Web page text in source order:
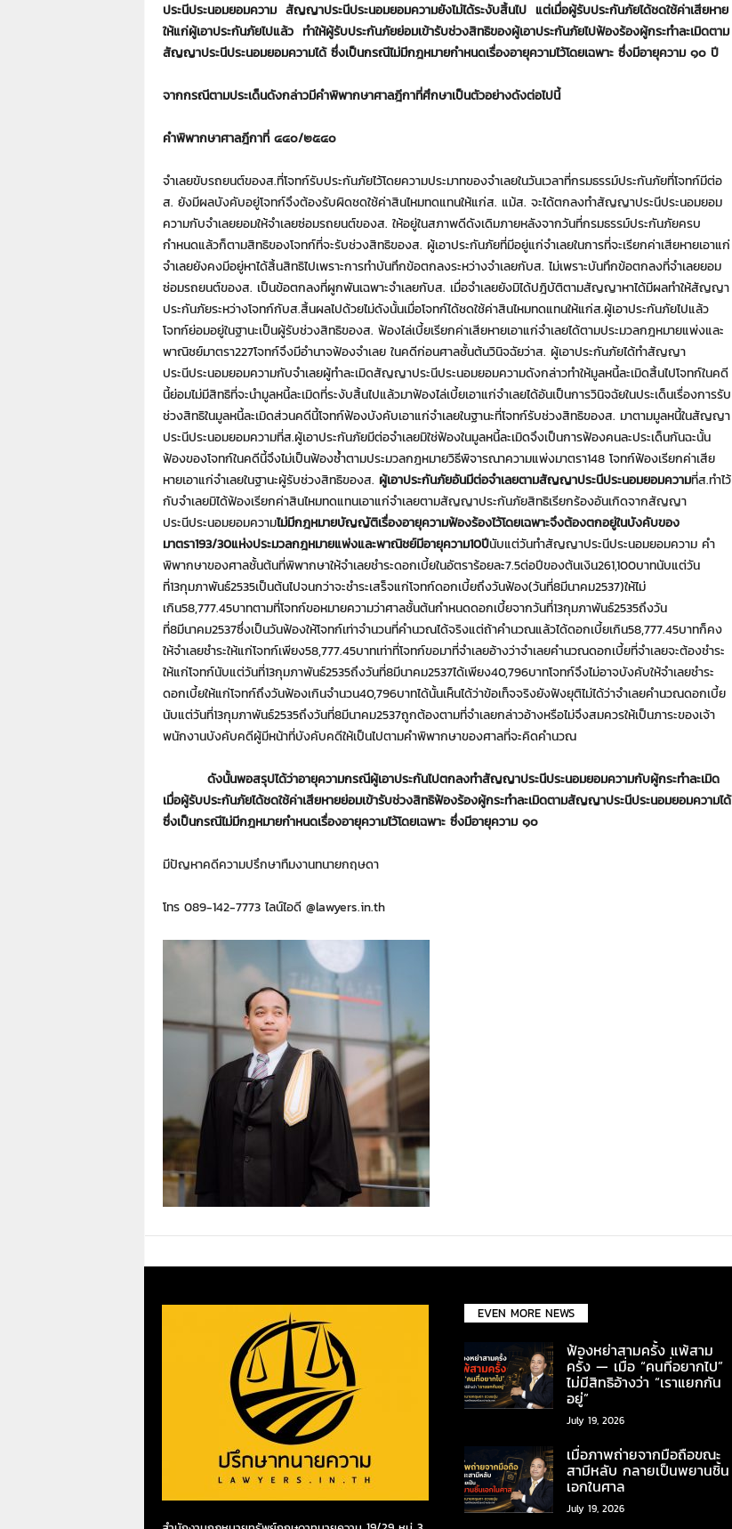
ประนีประนอมยอมความ สัญญาประนีประนอมยอมความยังไม่ได้ระงับสิ้นไป แต่เมื่อผู้รับประกันภัยได้ชดใช้ค่าเสียหาย
ให้แก่ผู้เอาประกันภัยไปแล้ว ทำให้ผู้รับประกันภัยย่อมเข้ารับช่วงสิทธิของผู้เอาประกันภัยไปฟ้องร้องผู้กระทำละเมิดตาม
สัญญาประนีประนอมยอมความได้ ซึ่งเป็นกรณีไม่มีกฎหมายกำหนดเรื่องอายุความไว้โดยเฉพาะ ซึ่งมีอายุความ ๑๐ ปี
จากกรณีตามประเด็นดังกล่าวมีคำพิพากษาศาลฎีกาที่ศึกษาเป็นตัวอย่างดังต่อไปนี้
คำพิพากษาศาลฎีกาที่ ๔๔๐/๒๕๔๐
จำเลยขับรถยนต์ของส.ที่โจทก์รับประกันภัยไว้โดยความประมาทของจำเลยในวันเวลาที่กรมธรรม์ประกันภัยที่โจทก์มีต่อ
ส. ยังมีผลบังคับอยู่โจทก์จึงต้องรับผิดชดใช้ค่าสินไหมทดแทนให้แก่ส. แม้ส. จะได้ตกลงทำสัญญาประนีประนอมยอม
ความกับจำเลยยอมให้จำเลยซ่อมรถยนต์ของส. ให้อยู่ในสภาพดีดังเดิมภายหลังจากวันที่กรมธรรม์ประกันภัยครบ
กำหนดแล้วก็ตามสิทธิของโจทก์ที่จะรับช่วงสิทธิของส. ผู้เอาประกันภัยที่มีอยู่แก่จำเลยในการที่จะเรียกค่าเสียหายเอาแก่
จำเลยยังคงมีอยู่หาได้สิ้นสิทธิไปเพราะการทำบันทึกข้อตกลงระหว่างจำเลยกับส. ไม่เพราะบันทึกข้อตกลงที่จำเลยยอม
ซ่อมรถยนต์ของส. เป็นข้อตกลงที่ผูกพันเฉพาะจำเลยกับส. เมื่อจำเลยยังมิได้ปฎิบัติตามสัญญาหาได้มีผลทำให้สัญญา
ประกันภัยระหว่างโจทก์กับส.สิ้นผลไปด้วยไม่ดังนั้นเมื่อโจทก์ได้ชดใช้ค่าสินไหมทดแทนให้แก่ส.ผู้เอาประกันภัยไปแล้ว
โจทก์ย่อมอยู่ในฐานะเป็นผู้รับช่วงสิทธิของส. ฟ้องไล่เบี้ยเรียกค่าเสียหายเอาแก่จำเลยได้ตามประมวลกฎหมายแพ่งและ
พาณิชย์มาตรา227โจทก์จึงมีอำนาจฟ้องจำเลย ในคดีก่อนศาลชั้นต้นวินิจฉัยว่าส. ผู้เอาประกันภัยได้ทำสัญญา
ประนีประนอมยอมความกับจำเลยผู้ทำละเมิดสัญญาประนีประนอมยอมความดังกล่าวทำให้มูลหนี้ละเมิดสิ้นไปโจทก์ในคดี
นี้ย่อมไม่มีสิทธิที่จะนำมูลหนี้ละเมิดที่ระงับสิ้นไปแล้วมาฟ้องไล่เบี้ยเอาแก่จำเลยได้อันเป็นการวินิจฉัยในประเด็นเรื่องการรับ
ช่วงสิทธิในมูลหนี้ละเมิดส่วนคดีนี้โจทก์ฟ้องบังคับเอาแก่จำเลยในฐานะที่โจทก์รับช่วงสิทธิของส. มาตามมูลหนี้ในสัญญา
ประนีประนอมยอมความที่ส.ผู้เอาประกันภัยมีต่อจำเลยมิใช่ฟ้องในมูลหนี้ละเมิดจึงเป็นการฟ้องคนละประเด็นกันฉะนั้น
ฟ้องของโจทก์ในคดีนี้จึงไม่เป็นฟ้องซ้ำตามประมวลกฎหมายวิธีพิจารณาความแพ่งมาตรา148 โจทก์ฟ้องเรียกค่าเสีย
หายเอาแก่จำเลยในฐานะผู้รับช่วงสิทธิของส. ผู้เอาประกันภัยอันมีต่อจำเลยตามสัญญาประนีประนอมยอมความที่ส.ทำไว้
กับจำเลยมิได้ฟ้องเรียกค่าสินไหมทดแทนเอาแก่จำเลยตามสัญญาประกันภัยสิทธิเรียกร้องอันเกิดจากสัญญา
ประนีประนอมยอมความไม่มีกฎหมายบัญญัติเรื่องอายุความฟ้องร้องไว้โดยเฉพาะจึงต้องตกอยู่ในบังคับของ
มาตรา193/30แห่งประมวลกฎหมายแพ่งและพาณิชย์มีอายุความ10ปีนับแต่วันทำสัญญาประนีประนอมยอมความ คำ
พิพากษาของศาลชั้นต้นที่พิพากษาให้จำเลยชำระดอกเบี้ยในอัตราร้อยละ7.5ต่อปีของต้นเงิน261,100บาทนับแต่วัน
ที่13กุมภาพันธ์2535เป็นต้นไปจนกว่าจะชำระเสร็จแก่โจทก์ดอกเบี้ยถึงวันฟ้อง(วันที่8มีนาคม2537)ให้ไม่
เกิน58,777.45บาทตามที่โจทก์ขอหมายความว่าศาลชั้นต้นกำหนดดอกเบี้ยจากวันที่13กุมภาพันธ์2535ถึงวัน
ที่8มีนาคม2537ซึ่งเป็นวันฟ้องให้โจทก์เท่าจำนวนที่คำนวณได้จริงแต่ถ้าคำนวณแล้วได้ดอกเบี้ยเกิน58,777.45บาทก็คง
ให้จำเลยชำระให้แก่โจทก์เพียง58,777.45บาทเท่าที่โจทก์ขอมาที่จำเลยอ้างว่าจำเลยคำนวณดอกเบี้ยที่จำเลยจะต้องชำระ
ให้แก่โจทก์นับแต่วันที่13กุมภาพันธ์2535ถึงวันที่8มีนาคม2537ได้เพียง40,796บาทโจทก์จึงไม่อาจบังคับให้จำเลยชำระ
ดอกเบี้ยให้แก่โจทก์ถึงวันฟ้องเกินจำนวน40,796บาทได้นั้นเห็นได้ว่าข้อเท็จจริงยังฟังยุติไม่ได้ว่าจำเลยคำนวณดอกเบี้ย
นับแต่วันที่13กุมภาพันธ์2535ถึงวันที่8มีนาคม2537ถูกต้องตามที่จำเลยกล่าวอ้างหรือไม่จึงสมควรให้เป็นภาระของเจ้า
พนักงานบังคับคดีผู้มีหน้าที่บังคับคดีให้เป็นไปตามคำพิพากษาของศาลที่จะคิดคำนวณ
ดังนั้นพอสรุปได้ว่าอายุความกรณีผู้เอาประกันไปตกลงทำสัญญาประนีประนอมยอมความกับผู้กระทำละเมิด
เมื่อผู้รับประกันภัยได้ชดใช้ค่าเสียหายย่อมเข้ารับช่วงสิทธิฟ้องร้องผู้กระทำละเมิดตามสัญญาประนีประนอมยอมความได้
ซึ่งเป็นกรณีไม่มีกฎหมายกำหนดเรื่องอายุความไว้โดยเฉพาะ ซึ่งมีอายุความ ๑๐
มีปัญหาคดีความปรึกษาทืมงานทนายกฤษดา
โทร 089-142-7773 ไลน์ไอดี @lawyers.in.th
EVEN MORE NEWS
ฟ้องหย่าสามครั้ง แพ้สาม
ครั้ง — เมื่อ “คนที่อยากไป”
ไม่มีสิทธิอ้างว่า “เราแยกกัน
อยู่”
July 19, 2026
เมื่อภาพถ่ายจากมือถือขณะ
สามีหลับ กลายเป็นพยานชิ้น
เอกในศาล
July 19, 2026